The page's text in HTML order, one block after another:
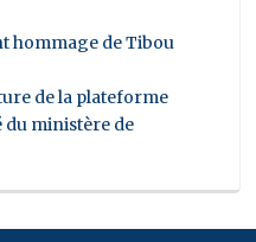
hommage de Tibou
de la plateforme
du ministère de